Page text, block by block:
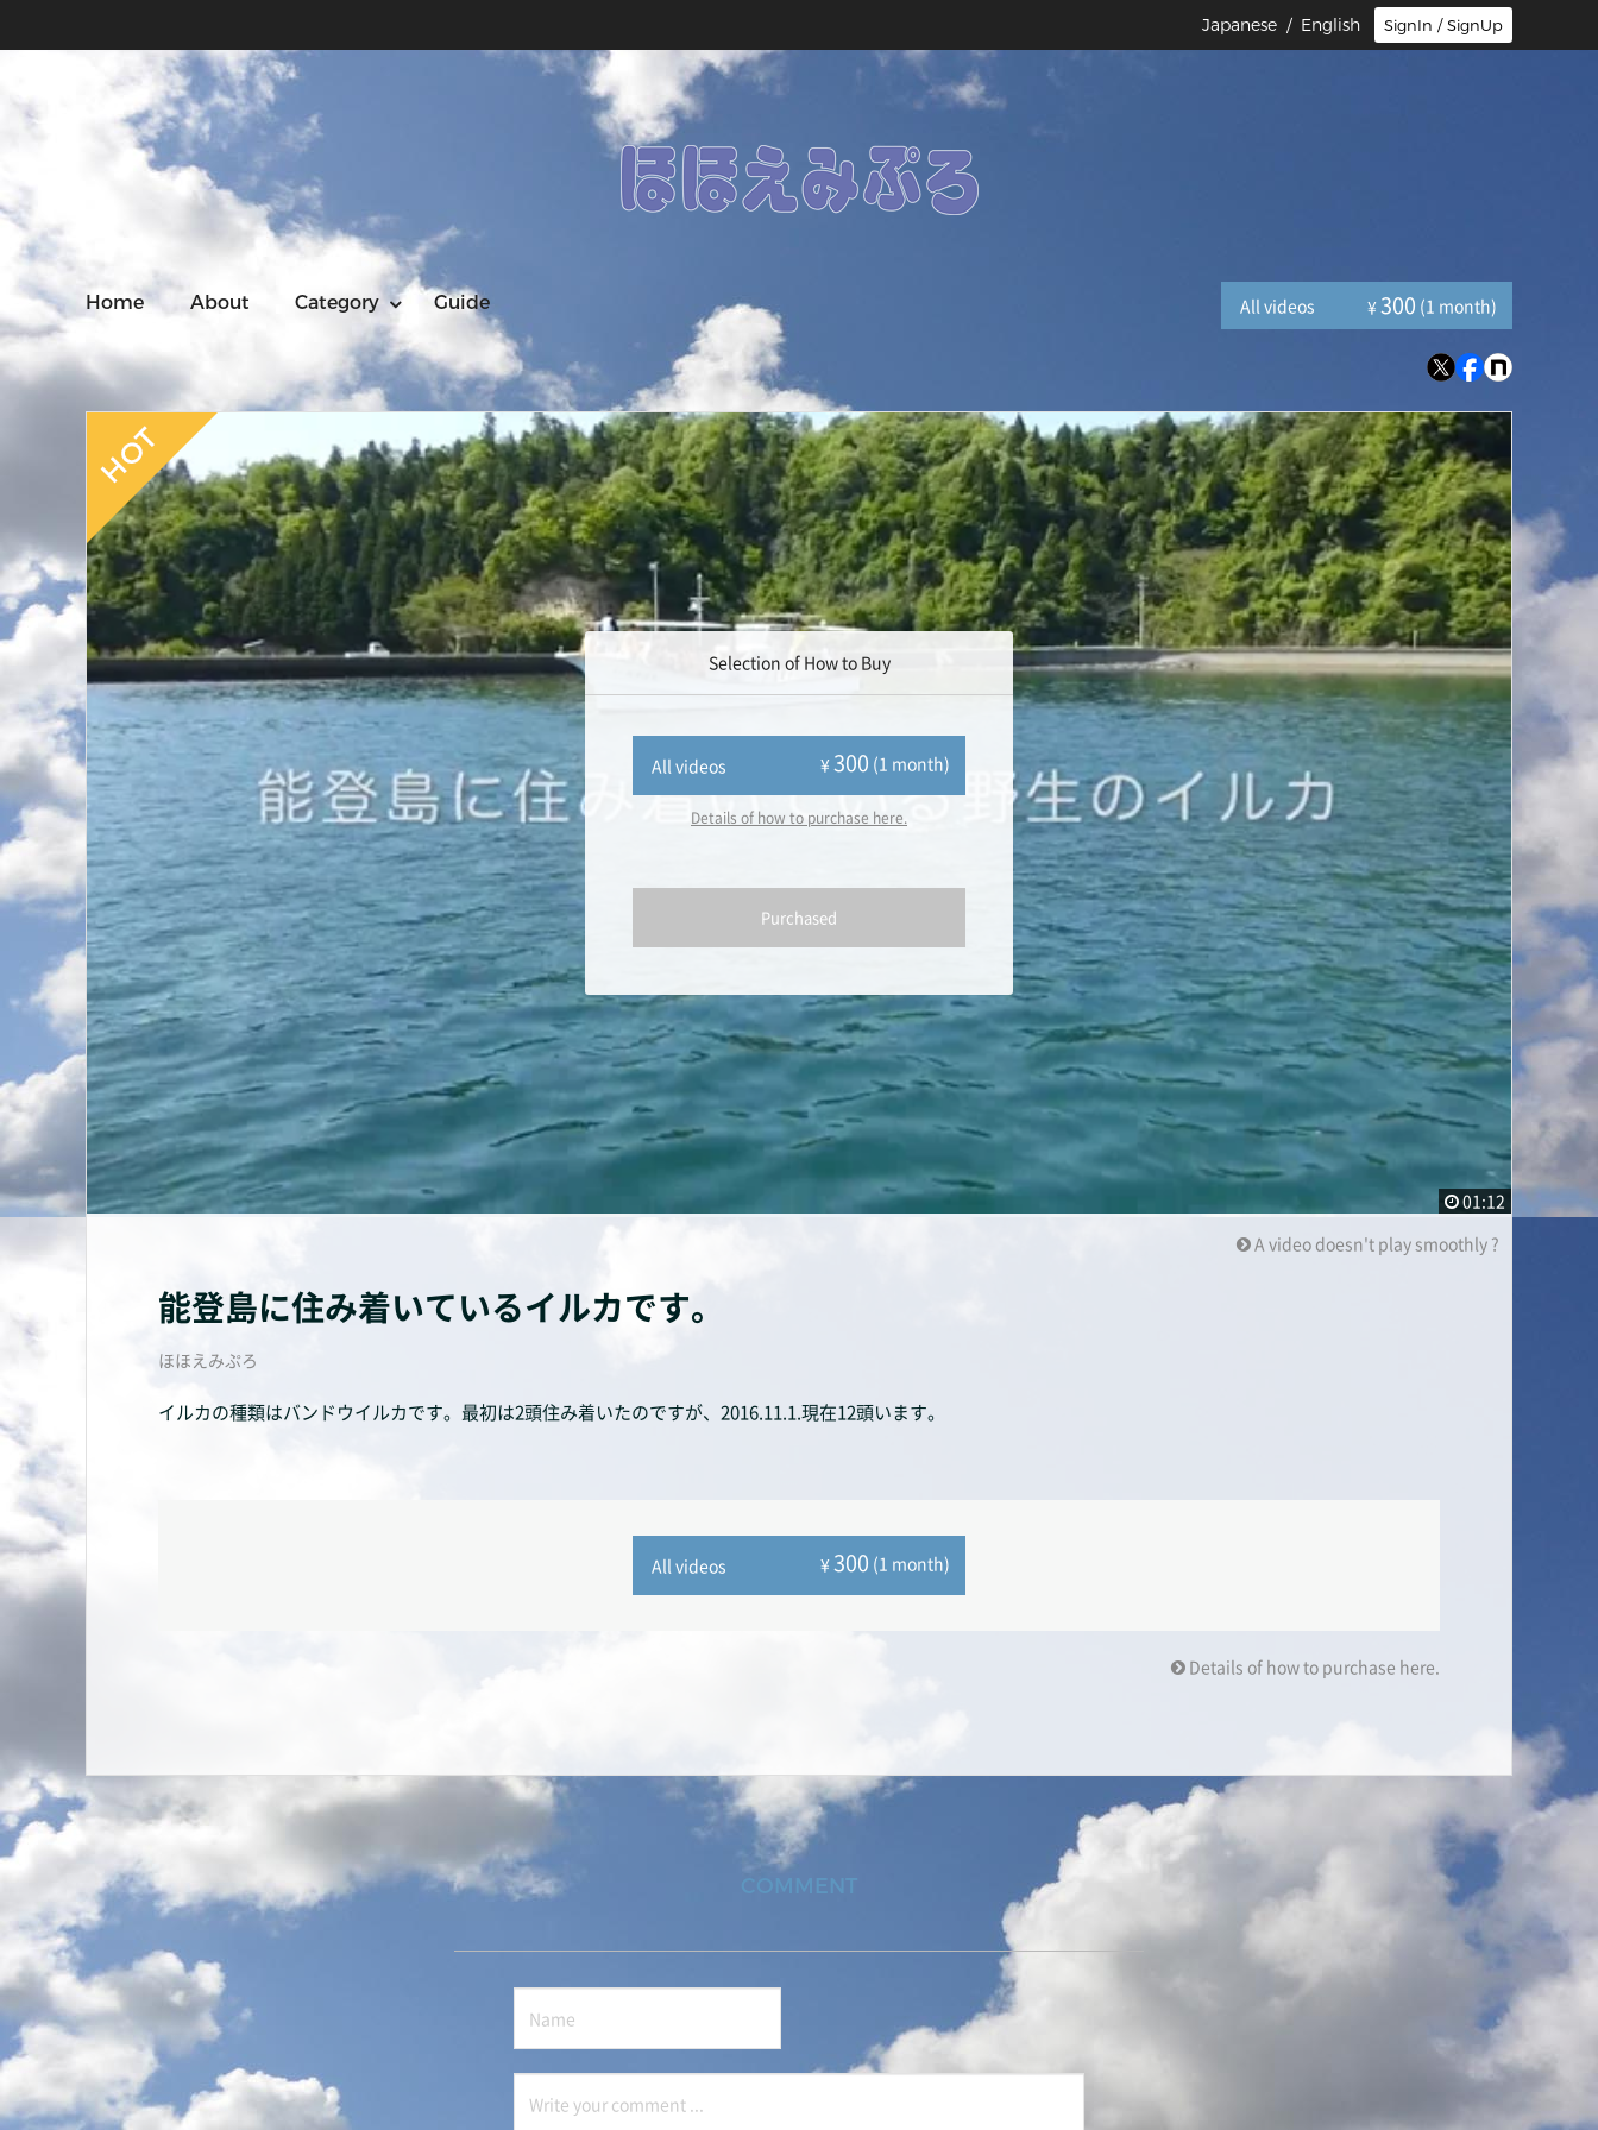
SignIn / SignUp
Japanese / English
Home About Category Guide All videos ¥300 (1 month)
Selection of How to Buy
All videos ¥300 (1 month)
Details of how to purchase here.
Purchased
01:12
A video doesn't play smoothly ?
能登島に住み着いているイルカです。
ほほえみぷろ
イルカの種類はバンドウイルカです。最初は2頭住み着いたのですが、2016.11.1.現在12頭います。
All videos ¥300 (1 month)
Details of how to purchase here.
COMMENT